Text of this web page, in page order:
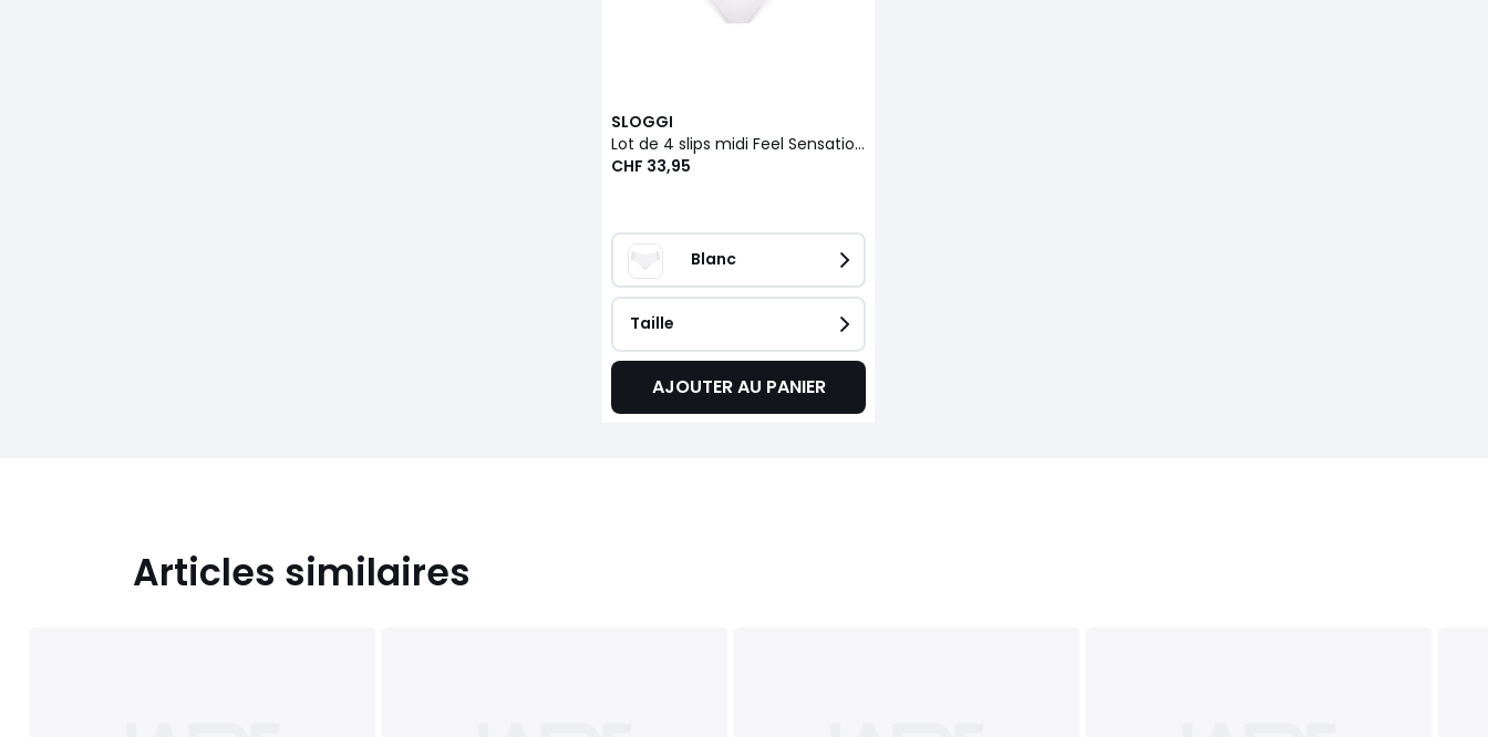
SLOGGI
Lot de 4 slips midi Feel Sensational (3+1 gratuit)
CHF 33,95
Blanc
Taille
AJOUTER AU PANIER
Articles similaires